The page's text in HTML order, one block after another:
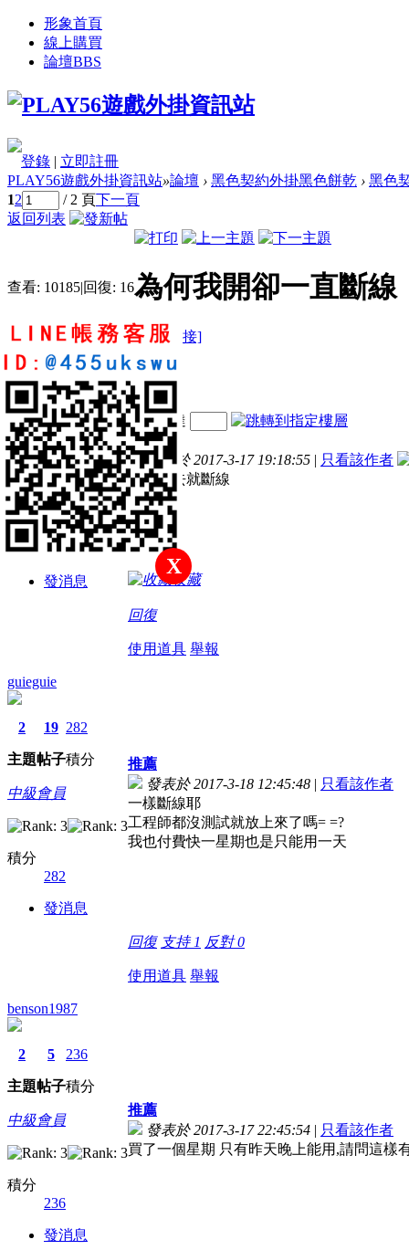
形象首頁
線上購買
論壇BBS
登錄 | 立即註冊
PLAY56遊戲外掛資訊站»論壇 › 黑色契約外掛黑色餅乾 › 黑色
12 / 2 頁下一頁
返回列表
查看: 10185|回復: 16為何我開卻一直斷線
[複製鏈接]
abc8724573
3
主題
9
帖子
315
積分
中級會員
積分
315
發消息
電梯直達
樓主
發表於 2017-3-17 19:18:55 | 只看該作者
一開上去就斷線
收藏
回復
使用道具 舉報
guieguie
2
主題
19
帖子
282
積分
中級會員
積分
282
發消息
推薦
發表於 2017-3-18 12:45:48 | 只看該作者
一樣斷線耶
工程師都沒測試就放上來了嗎= =?
我也付費快一星期也是只能用一天
回復 支持 1 反對0
使用道具 舉報
benson1987
2
主題
5
帖子
236
積分
中級會員
積分
236
發消息
推薦
發表於 2017-3-17 22:45:54 | 只看該作者
買了一個星期 只有昨天晚上能用,請問這樣
X